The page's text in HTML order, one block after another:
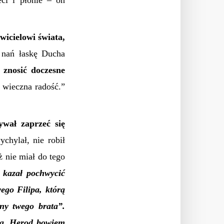
świata,
łaskę Ducha
doczesne
radość.”
zaprzeć się
nie robił
nie miał do tego
pochwycić
Filipa, którą
twego brata”.